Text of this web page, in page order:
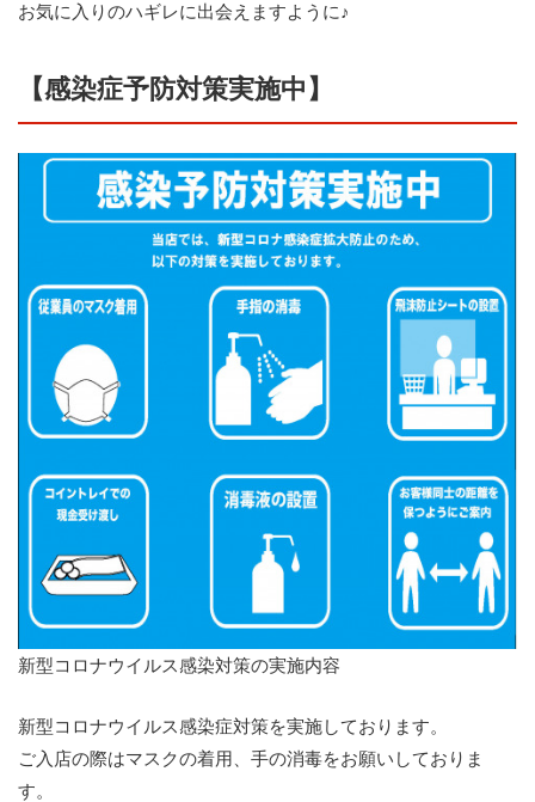
お気に入りのハギレに出会えますように♪
【感染症予防対策実施中】
新型コロナウイルス感染対策の実施内容
新型コロナウイルス感染症対策を実施しております。
ご入店の際はマスクの着用、手の消毒をお願いしておりま
す。